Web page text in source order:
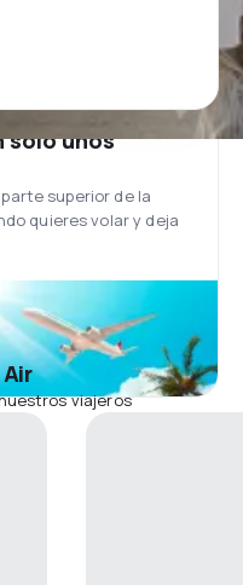
solo unos
superior de la
quieres volar y deja
viajeros